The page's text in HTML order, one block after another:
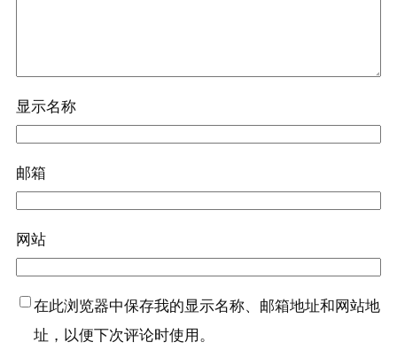
显示名称
邮箱
网站
在此浏览器中保存我的显示名称、邮箱地址和网站地
址，以便下次评论时使用。